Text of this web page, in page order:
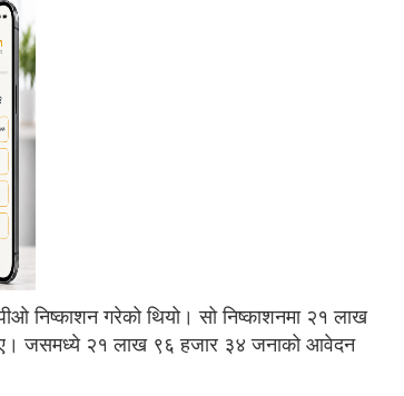
निष्काशन गरेको थियो। सो निष्काशनमा २१ लाख
जसमध्ये २१ लाख ९६ हजार ३४ जनाको आवेदन